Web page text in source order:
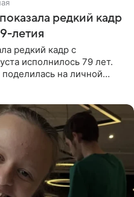
редкий кадр
летия
редкий кадр с
исполнилось 79 лет.
на личной